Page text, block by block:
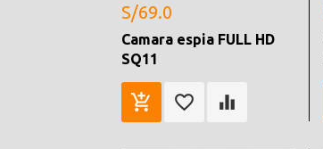
S/69.0
Camara espia FULL HD
SQ11